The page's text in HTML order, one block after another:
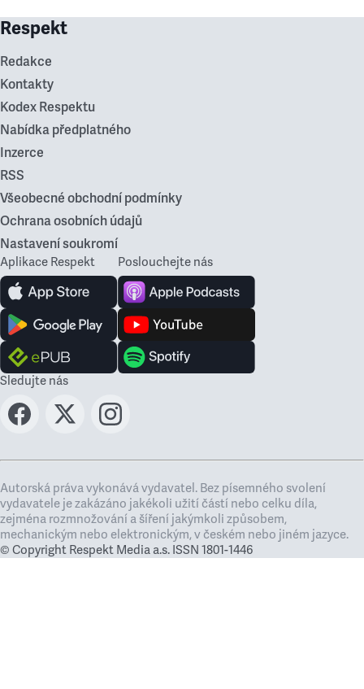
Respekt
Redakce
Kontakty
Kodex Respektu
Nabídka předplatného
Inzerce
RSS
Všeobecné obchodní podmínky
Ochrana osobních údajů
Nastavení soukromí
Aplikace Respekt Poslouchejte nás
Sledujte nás
Autorská práva vykonává vydavatel. Bez písemného svolení
vydavatele je zakázáno jakékoli užití částí nebo celku díla,
zejména rozmnožování a šíření jakýmkoli způsobem,
mechanickým nebo elektronickým, v českém nebo jiném jazyce.
© Copyright Respekt Media a.s. ISSN 1801-1446